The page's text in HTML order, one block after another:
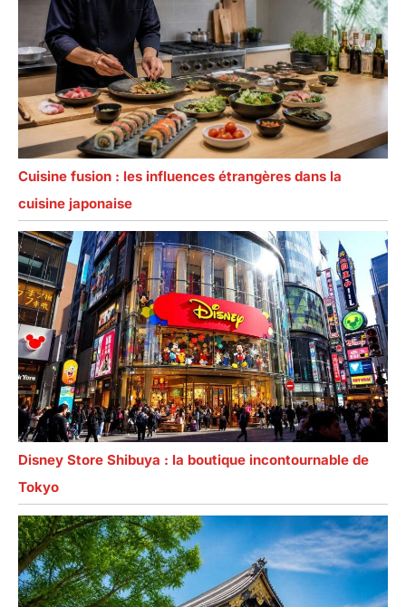
Cuisine fusion : les influences étrangères dans la
cuisine japonaise
Disney Store Shibuya : la boutique incontournable de
Tokyo